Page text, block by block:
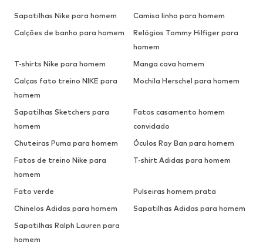
Sapatilhas Nike para homem
Camisa linho para homem
Calções de banho para homem
Relógios Tommy Hilfiger para
homem
T-shirts Nike para homem
Manga cava homem
Calças fato treino NIKE para
homem
Mochila Herschel para homem
Sapatilhas Sketchers para
homem
Fatos casamento homem
convidado
Chuteiras Puma para homem
Óculos Ray Ban para homem
Fatos de treino Nike para
homem
T-shirt Adidas para homem
Fato verde
Pulseiras homem prata
Chinelos Adidas para homem
Sapatilhas Adidas para homem
Sapatilhas Ralph Lauren para
homem